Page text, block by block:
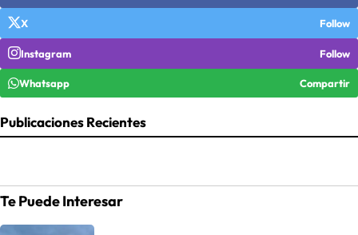
X Follow
Instagram Follow
Whatsapp Compartir
Publicaciones Recientes
Te Puede Interesar